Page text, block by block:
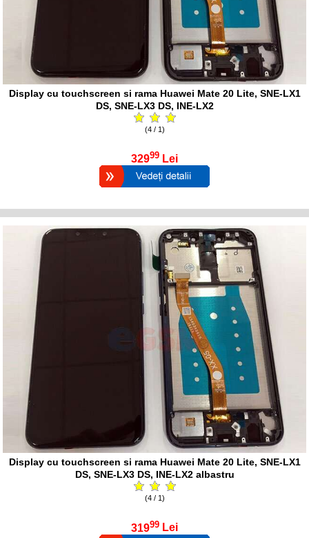
Display cu touchscreen si rama Huawei Mate 20 Lite, SNE-LX1
DS, SNE-LX3 DS, INE-LX2
(4 / 1)
32999 Lei
Display cu touchscreen si rama Huawei Mate 20 Lite, SNE-LX1
DS, SNE-LX3 DS, INE-LX2 albastru
(4 / 1)
31999 Lei